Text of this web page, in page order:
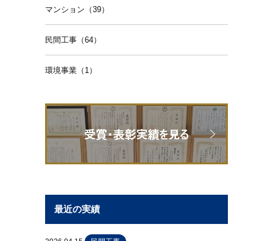
マンション（39）
民間工事（64）
環境事業（1）
最近の実績